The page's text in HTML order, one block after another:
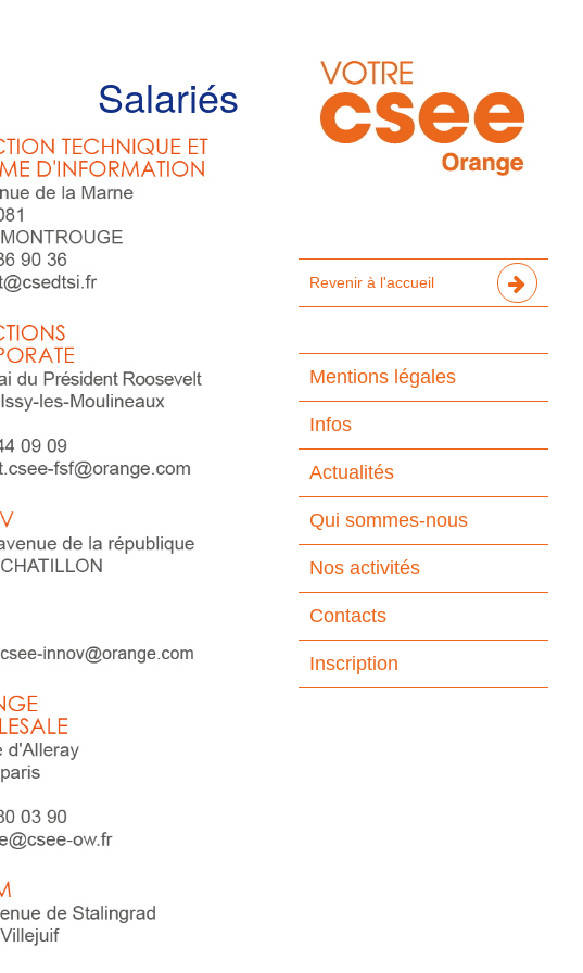
Revenir à l'accueil
Mentions légales
Infos
Actualités
Qui sommes-nous
Nos activités
Contacts
Inscription
Salariés